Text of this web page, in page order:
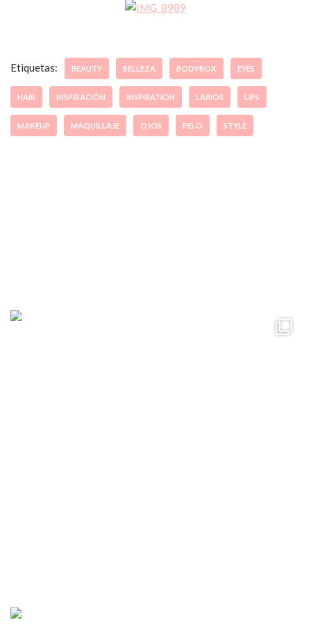
Etiquetas: BEAUTY BELLEZA BODYBOX EYES
HAIR INSPIRACIÓN INSPIRATION LABIOS LIPS
MAKEUP MAQUILLAJE OJOS PELO STYLE